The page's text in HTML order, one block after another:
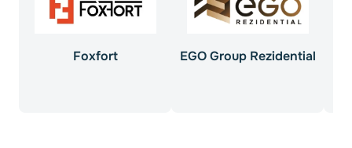
Foxfort EGO Group Rezidential